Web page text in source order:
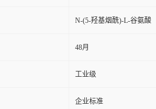
N-(5-羟基烟酰)-L-谷氨酸
48月
工业级
企业标准